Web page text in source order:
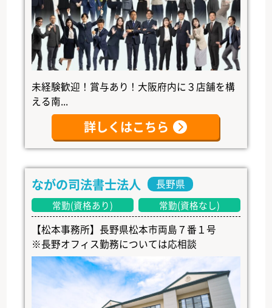
未経験歓迎！賞与あり！大阪府内に３店舗を構
える南...
詳しくはこちら
ながの司法書士法人 長野県
常勤(資格あり) 常勤(資格なし)
【松本事務所】長野県松本市両島７番１号
※長野オフィス勤務については応相談